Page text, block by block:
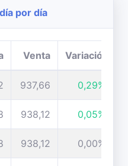
por día
Venta Variación
937,66 0,29%
938,12 0,05%
938,12 0,00%